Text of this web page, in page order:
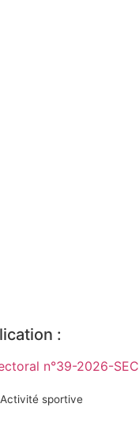
:
n°39-2026-SEC
Activité sportive